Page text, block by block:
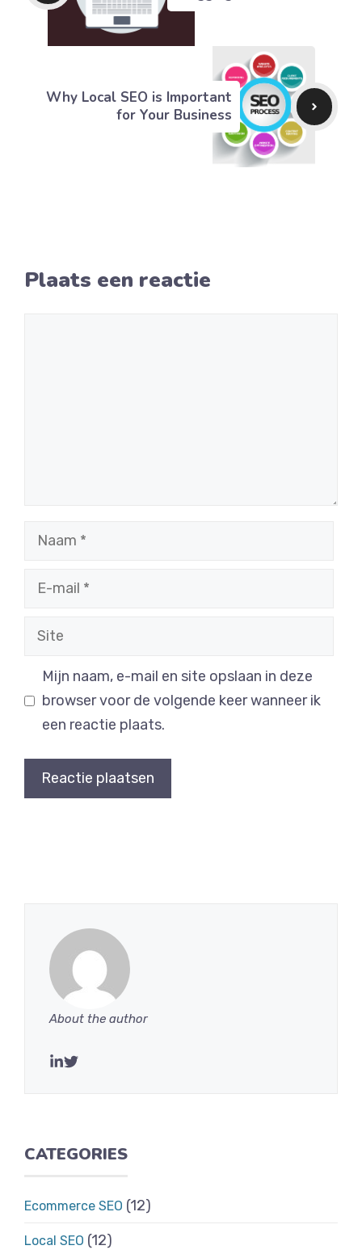
Why Local SEO is Important
for Your Business
Plaats een reactie
Naam
Site
Mijn naam, e-mail en site opslaan in deze
browser voor de volgende keer wanneer ik
een reactie plaats.
About the author
CATEGORIES
Ecommerce SEO (12)
Local SEO (12)